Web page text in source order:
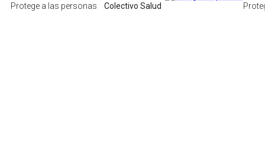
Protege a las personas Colectivo Salud